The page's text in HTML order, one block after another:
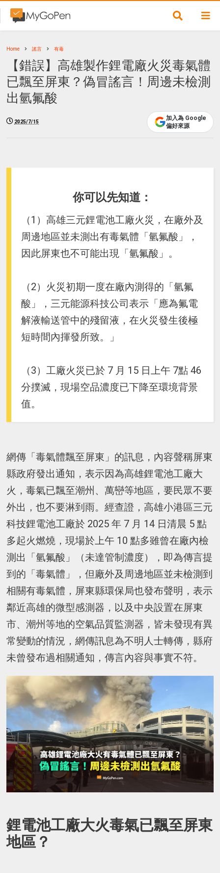
Home 謠言 有毒
【錯誤】高雄製作鋰電廠火災毒氣體
已飄至屏東？偽冒謠言！周邊未檢測
出氫氟酸
2025/7/15
加入為 Google
偏好來源
你可以先知道：
（1）高雄三元鋰電池工廠火災，在廠外及
周邊地區並未測出有毒氣體「氫氟酸」，
因此屏東也不可能出現「氫氟酸」。
（2）火災初期一度在廠內測得的「氫氟
酸」，三元能源科技公司表示「應為氟電
解液輸送管中的殘留液，在火災發生後極
短時間內揮發所致。」
（3）工廠火災已於 7 月 15 日上午 7點 46
分撲滅，現場空品濃度已下降至環境背景
值。
網傳「毒氣體飄至屏東」的訊息，內容聲稱屏東
縣政府發出通知，表示因為高雄鋰電池工廠大
火，毒氣已飄至潮州、萬巒等地區，要民眾不要
外出，也不要淋到雨。經查證，高雄小港區三元
科技鋰電池工廠於 2025 年 7 月 14 日清晨 5 點
多起火燃燒，現場於上午 10 點多雖曾在廠內檢
測出「氫氟酸」（未達管制濃度），即為傳言提
到的「毒氣體」，但廠外及周邊地區並未檢測到
相關有毒氣體，屏東縣環保局也發布聲明，表示
鄰近高雄的微型感測器，以及中央設置在屏東
市、潮州等地的空氣品質監測器，皆未發現有異
常變動的情況，網傳訊息為不明人士轉傳，縣府
未曾發布過相關通知，傳言內容與事實不符。
鋰電池工廠大火毒氣已飄至屏東
地區？